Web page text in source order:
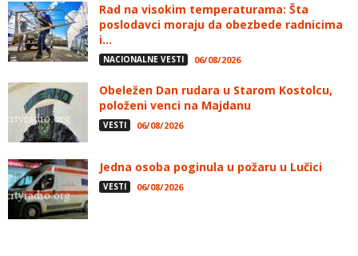
Rad na visokim temperaturama: Šta
poslodavci moraju da obezbede radnicima
i...
NACIONALNE VESTI 06/08/2026
Obeležen Dan rudara u Starom Kostolcu,
položeni venci na Majdanu
VESTI 06/08/2026
Jedna osoba poginula u požaru u Lučici
VESTI 06/08/2026